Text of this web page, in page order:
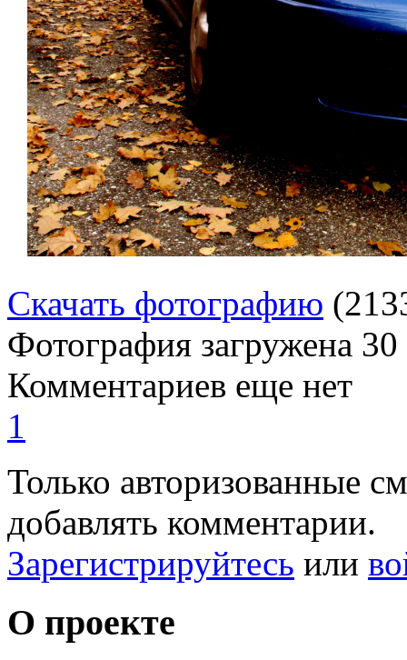
Скачать фотографию
Фотография загружена
Комментариев еще нет
1
Только авторизованные
добавлять комментарии.
Зарегистрируйтесь или
О проекте